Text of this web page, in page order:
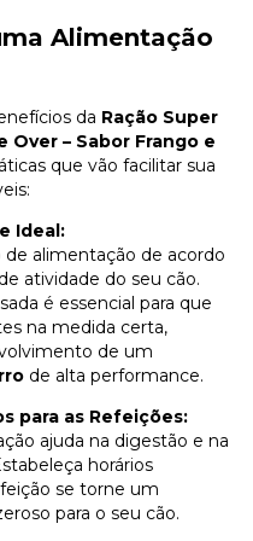
Alimentação
da Ração Super
Over – Sabor Frango e
que vão facilitar sua
Ideal:
alimentação de acordo
atividade do seu cão.
é essencial para que
na medida certa,
de um
de alta performance.
para as Refeições:
ajuda na digestão e na
horários
se torne um
para o seu cão.